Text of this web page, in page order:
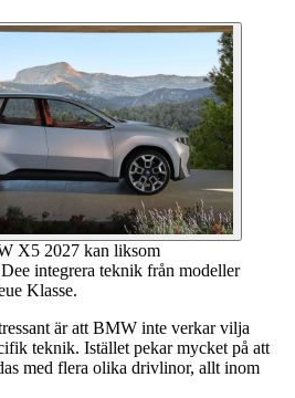
X5 2027 kan liksom
integrera teknik från modeller
Klasse.
är att BMW inte verkar vilja
teknik. Istället pekar mycket på att
med flera olika drivlinor, allt inom